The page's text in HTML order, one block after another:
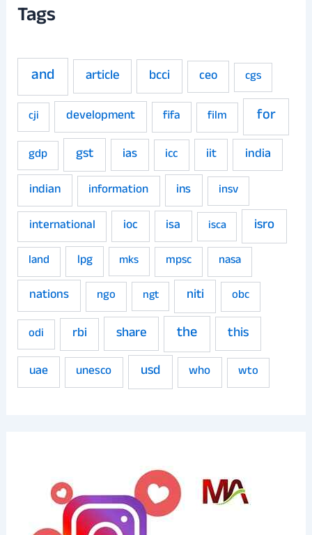
Tags
and article bcci ceo cgs
cji development fifa film for
gdp gst ias icc iit
india
indian
information ins
insv
international
ioc isa isca isro
land lpg mks mpsc nasa
nations ngo ngt niti
obc
odi
rbi share the this
uae unesco usd who wto